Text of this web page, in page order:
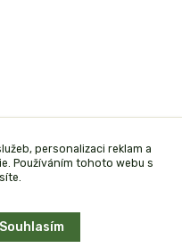
personalizaci reklam a
Používáním tohoto webu s
Souhlasím